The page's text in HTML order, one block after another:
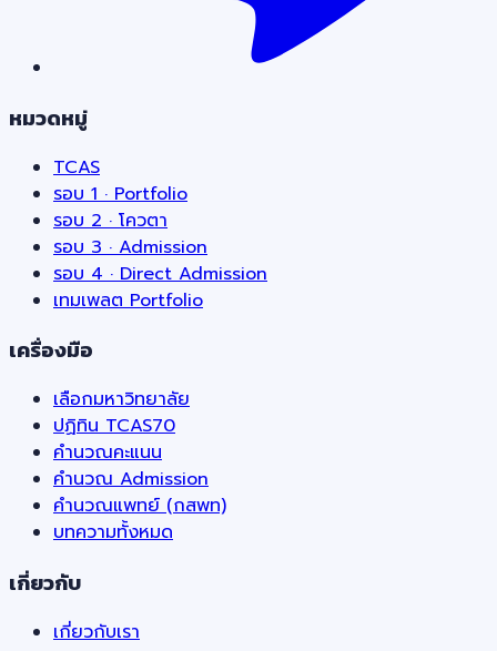
หมวดหมู่
TCAS
รอบ 1 · Portfolio
รอบ 2 · โควตา
รอบ 3 · Admission
รอบ 4 · Direct Admission
เทมเพลต Portfolio
เครื่องมือ
เลือกมหาวิทยาลัย
ปฏิทิน TCAS70
คำนวณคะแนน
คำนวณ Admission
คำนวณแพทย์ (กสพท)
บทความทั้งหมด
เกี่ยวกับ
เกี่ยวกับเรา